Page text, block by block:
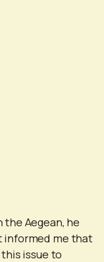
the Aegean, he
informed me that
issue to